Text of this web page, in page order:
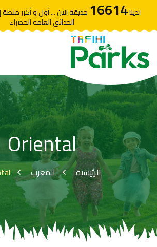
لدينا16614 حديقة الآن ... أول و أكبر
الحدائق العامة الخضراء
Oriental
الرئيسية المغرب